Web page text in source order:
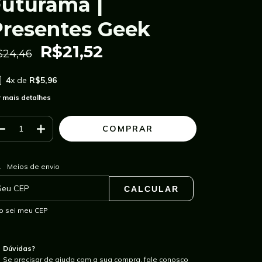
Geek
R$21,52
4x de R$5,96
mais detalhes
para o CEP:
Meios de envio
CALCULAR
sei meu CEP
Dúvidas?
Se precisar de ajuda com a sua compra, fale conosco